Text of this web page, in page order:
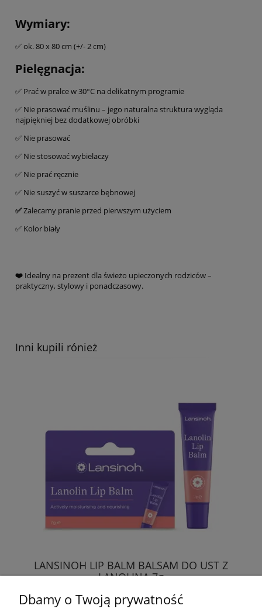
Wymiary:
✅ ok. 80 x 80 cm (+/- 2 cm)
Pielęgnacja:
✅ Prać w pralce w 30°C na delikatnym programie
✅ Nie prasować muślinu – jego naturalna struktura wygląda
najpiękniej bez dodatkowej obróbki
✅ Nie prasować
✅ Nie stosować wybielaczy
✅ Nie prać ręcznie
✅ Nie suszyć w suszarce bębnowej
✅Zalecamy pranie przed pierwszym użyciem
✅ Kolor biały
❤️ Idealny na prezent dla świeżo upieczonych rodziców –
praktyczny, stylowy i ponadczasowy.
Inni kupili rónież
LANSINOH LIP BALM BALSAM DO UST Z
LANOLINĄ 7g
Dbamy o Twoją prywatność